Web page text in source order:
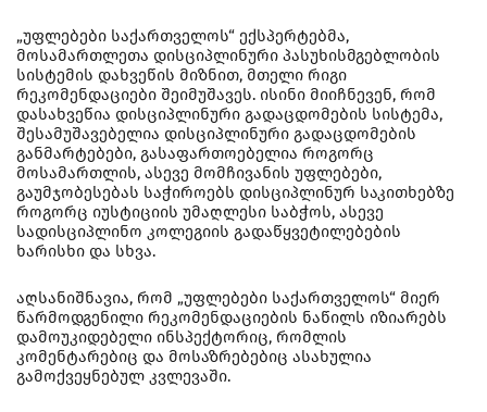
„უფლებები საქართველოს“ ექსპერტებმა,
მოსამართლეთა დისციპლინური პასუხისმგებლობის
სისტემის დახვეწის მიზნით, მთელი რიგი
რეკომენდაციები შეიმუშავეს. ისინი მიიჩნევენ, რომ
დასახვეწია დისციპლინური გადაცდომების სისტემა,
შესამუშავებელია დისციპლინური გადაცდომების
განმარტებები, გასაფართოებელია როგორც
მოსამართლის, ასევე მომჩივანის უფლებები,
გაუმჯობესებას საჭიროებს დისციპლინურ საკითხებზე
როგორც იუსტიციის უმაღლესი საბჭოს, ასევე
სადისციპლინო კოლეგიის გადაწყვეტილებების
ხარისხი და სხვა.
აღსანიშნავია, რომ „უფლებები საქართველოს“ მიერ
წარმოდგენილი რეკომენდაციების ნაწილს იზიარებს
დამოუკიდებელი ინსპექტორიც, რომლის
კომენტარებიც და მოსაზრებებიც ასახულია
გამოქვეყნებულ კვლევაში.